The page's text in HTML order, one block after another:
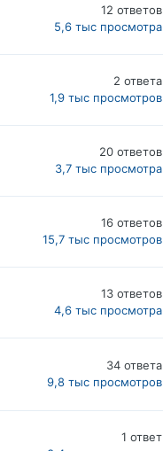
12 ответов
5,6 тыс просмотра
2 ответа
1,9 тыс просмотров
20 ответов
3,7 тыс просмотра
16 ответов
15,7 тыс просмотров
13 ответов
4,6 тыс просмотра
34 ответа
9,8 тыс просмотров
1 ответ